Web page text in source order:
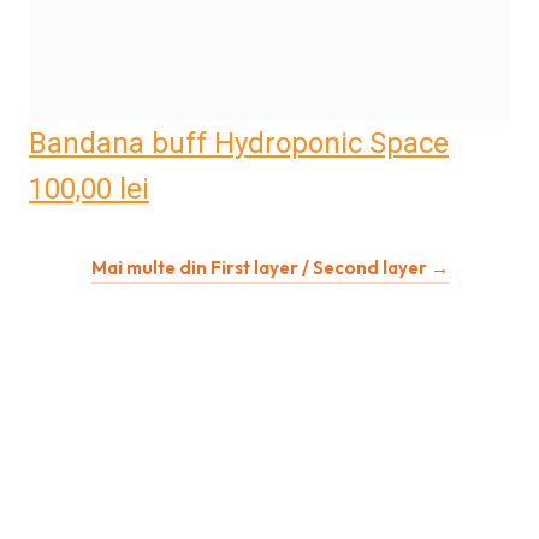
Bandana buff Hydroponic Space
100,00 lei
Mai multe din First layer / Second layer →